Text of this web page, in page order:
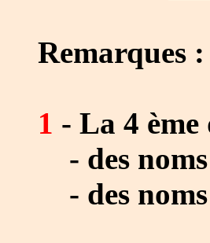
Remarques :
1 - La 4
- des
- des